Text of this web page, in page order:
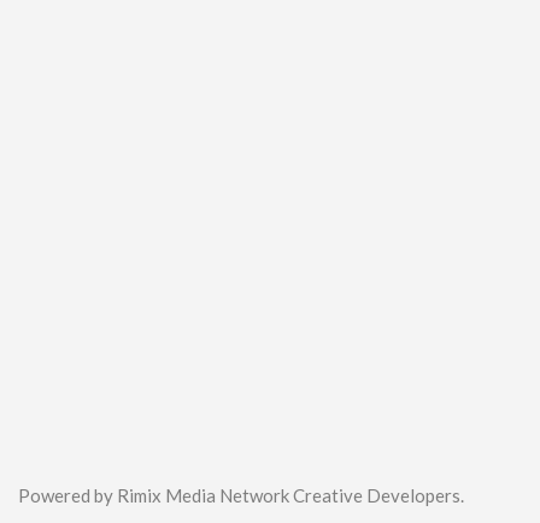
Powered by Rimix Media Network Creative Developers.